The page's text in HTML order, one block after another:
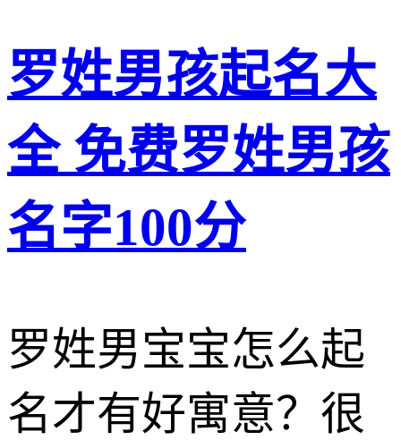
罗姓男孩起名大
全 免费罗姓男孩
名字100分
罗姓男宝宝怎么起
名才有好寓意？很